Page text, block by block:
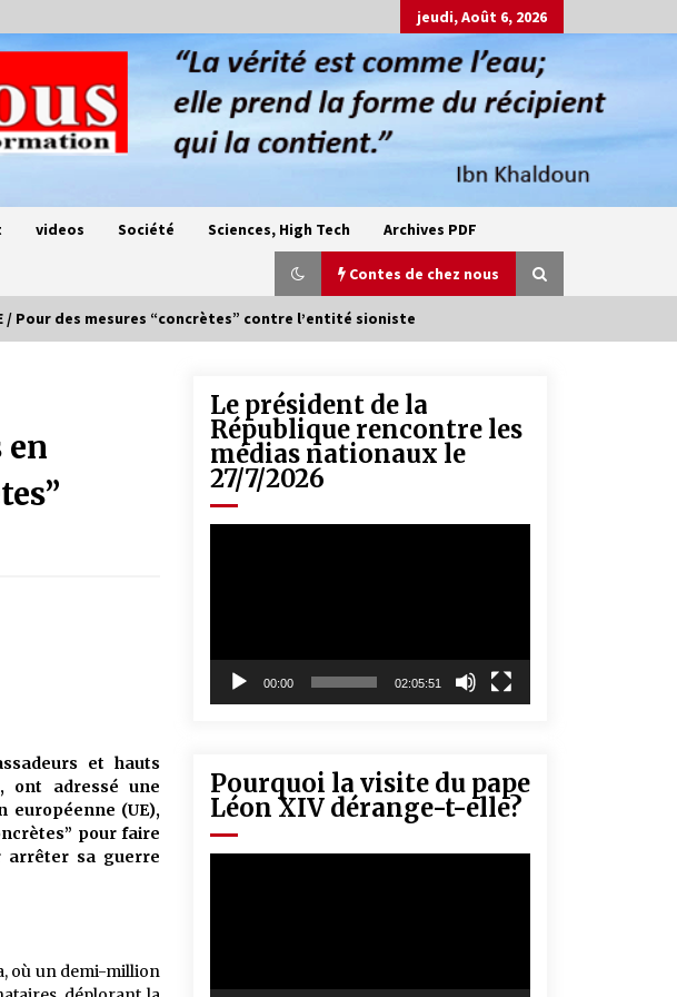
jeudi, Août 6, 2026
videos Société Sciences, High Tech Archives PDF
Contes de chez nous
Oum el Gaïla / L’ogresse du M’zab
4 ans ago
5 ans ago
/ Pour des mesures “concrètes” contre l’entité sioniste
en
et hauts
ont adressé une
européenne (UE),
pour faire
arrêter sa guerre
où un demi-million
Le président de la
République rencontre les
médias nationaux le
27/7/2026
00:00 02:05:51
Pourquoi la visite du pape
Léon XIV dérange-t-elle?